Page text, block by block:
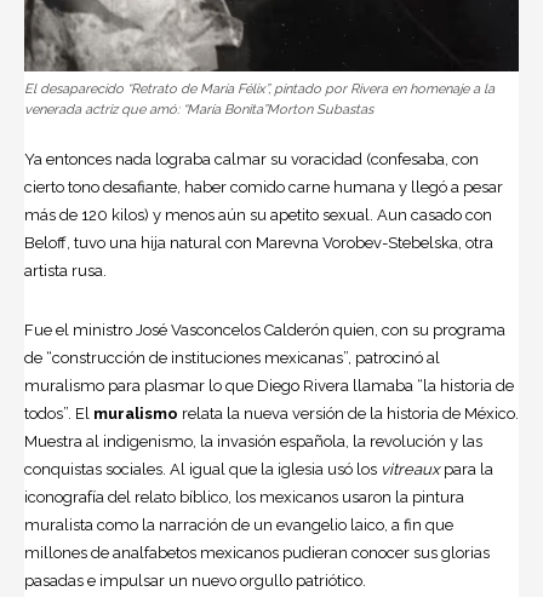
El desaparecido “Retrato de María Félix”, pintado por Rivera en homenaje a la
venerada actriz que amó: “María Bonita”Morton Subastas
Ya entonces nada lograba calmar su voracidad (confesaba, con
cierto tono desafiante, haber comido carne humana y llegó a pesar
más de 120 kilos) y menos aún su apetito sexual. Aun casado con
Beloff, tuvo una hija natural con Marevna Vorobev-Stebelska, otra
artista rusa.
Fue el ministro José Vasconcelos Calderón quien, con su programa
de “construcción de instituciones mexicanas”, patrocinó al
muralismo para plasmar lo que Diego Rivera llamaba “la historia de
todos”. El muralismo relata la nueva versión de la historia de México.
Muestra al indigenismo, la invasión española, la revolución y las
conquistas sociales. Al igual que la iglesia usó los vitreaux para la
iconografía del relato bíblico, los mexicanos usaron la pintura
muralista como la narración de un evangelio laico, a fin que
millones de analfabetos mexicanos pudieran conocer sus glorias
pasadas e impulsar un nuevo orgullo patriótico.